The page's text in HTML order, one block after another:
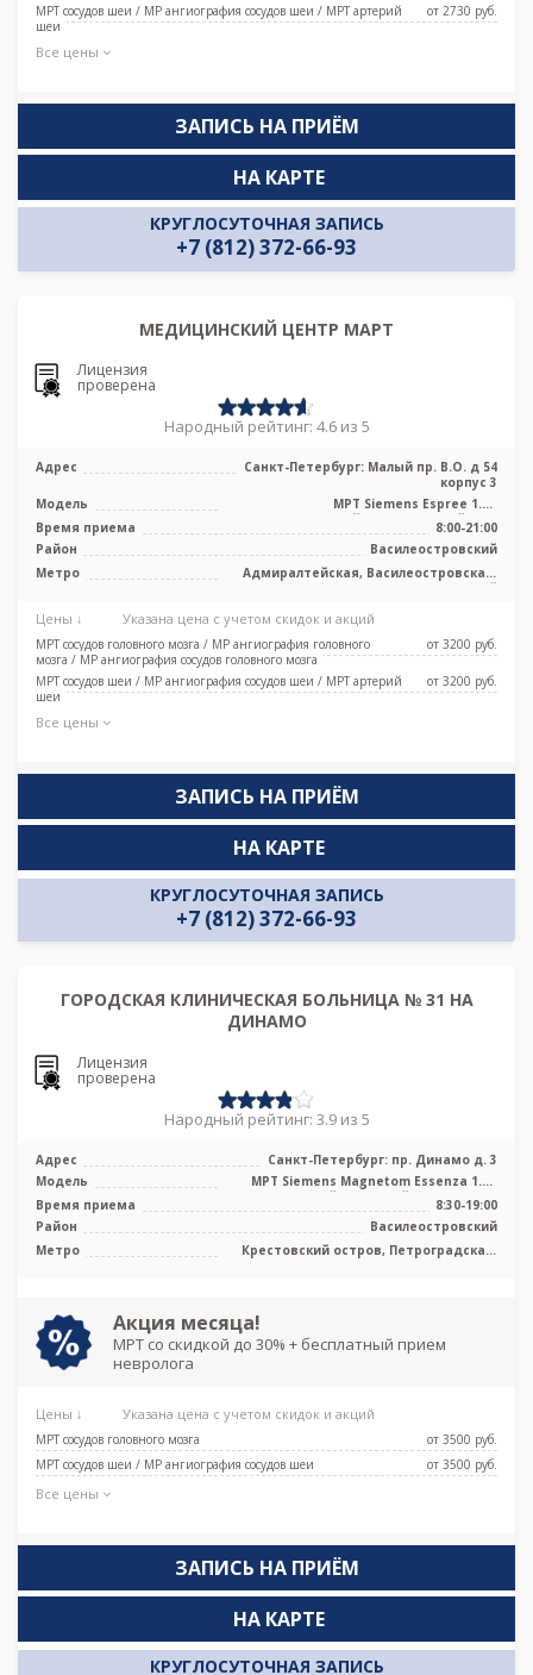
МРТ сосудов шеи / МР ангиография сосудов шеи / МРТ артерий
шеи
от 2730 pуб.
Все цены
ЗАПИСЬ НА ПРИЁМ
КРУГЛОСУТОЧНАЯ ЗАПИСЬ
+7 (812) 372-66-93
НА КАРТЕ
МЕДИЦИНСКИЙ ЦЕНТР МАРТ
Лицензия
проверена
Народный рейтинг: 4.6 из 5
Адрес
Санкт-Петербург: Малый пр. В.О. д 54
корпус 3
Модель
МРТ Siemens Espree 1.5Т
высокопольный полуоткрытый тип,
УЗИ
Время приема
8:00-21:00
Район
Василеостровский
Метро
Адмиралтейская, Василеостровская,
Приморская, Спортивная, Горный
Цены ↓ Указана цена с учетом скидок и акций
МРТ сосудов головного мозга / МР ангиография головного
мозга / МР ангиография сосудов головного мозга
от 3200 pуб.
МРТ сосудов шеи / МР ангиография сосудов шеи / МРТ артерий
шеи
от 3200 pуб.
Все цены
ЗАПИСЬ НА ПРИЁМ
КРУГЛОСУТОЧНАЯ ЗАПИСЬ
+7 (812) 372-66-93
НА КАРТЕ
ГОРОДСКАЯ КЛИНИЧЕСКАЯ БОЛЬНИЦА № 31 НА
ДИНАМО
Лицензия
проверена
Народный рейтинг: 3.9 из 5
Адрес
Санкт-Петербург: пр. Динамо д. 3
Модель
МРТ Siemens Magnetom Essenza 1.5T
высокопольный закрытый тип, КТ Aquil
...
Время приема
8:30-19:00
Район
Василеостровский
Метро
Крестовский остров, Петроградская,
Акция месяца!
МРТ со скидкой до 30% + бесплатный прием
невролога
Цены ↓ Указана цена с учетом скидок и акций
МРТ сосудов головного мозга
от 3500 pуб.
МРТ сосудов шеи / МР ангиография сосудов шеи
от 3500 pуб.
Все цены
ЗАПИСЬ НА ПРИЁМ
КРУГЛОСУТОЧНАЯ ЗАПИСЬ
НА КАРТЕ